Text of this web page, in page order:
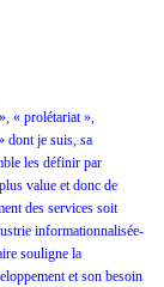
« prolétariat »,
dont je suis, sa
les définir par
value et donc de
des services soit
informationnalisée-
souligne la
et son besoin